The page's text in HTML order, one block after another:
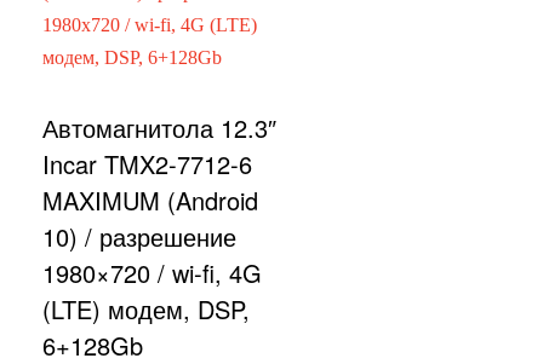
Автомагнитола 12.3″
Incar TMX2-7712-6
MAXIMUM (Android
10) / разрешение
1980×720 / wi-fi, 4G
(LTE) модем, DSP,
6+128Gb